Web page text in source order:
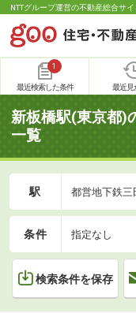
NTTグループ運営の不動産総合サ
1
最近検索した条件 最近見
新板橋駅(東京都)
一覧
駅 都営地下鉄
条件 指定なし
検索条件を保存